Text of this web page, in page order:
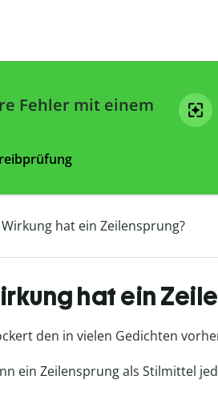
Fehler mit einem
hat ein Zeilensprung?
hat ein
den in vielen Gedichten
ein Zeilensprung als Stilmittel